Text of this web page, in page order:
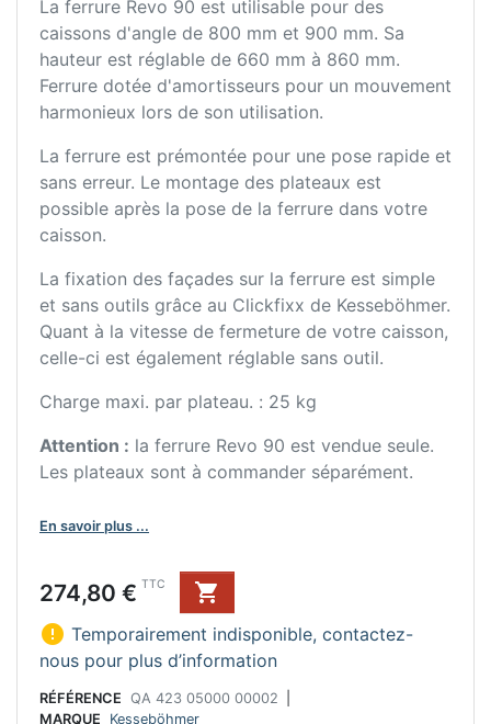
La ferrure Revo 90 est utilisable pour des
caissons d'angle de 800 mm et 900 mm. Sa
hauteur est réglable de 660 mm à 860 mm.
Ferrure dotée d'amortisseurs pour un mouvement
harmonieux lors de son utilisation.
La ferrure est prémontée pour une pose rapide et
sans erreur. Le montage des plateaux est
possible après la pose de la ferrure dans votre
caisson.
La fixation des façades sur la ferrure est simple
et sans outils grâce au Clickfixx de Kesseböhmer.
Quant à la vitesse de fermeture de votre caisson,
celle-ci est également réglable sans outil.
Charge maxi. par plateau. : 25 kg
Attention : la ferrure Revo 90 est vendue seule.
Les plateaux sont à commander séparément.
En savoir plus ...
Prix
274,80 € TTC

 Temporairement indisponible, contactez-
nous pour plus d’information
RÉFÉRENCE QA 423 05000 00002
MARQUE
Kesseböhmer